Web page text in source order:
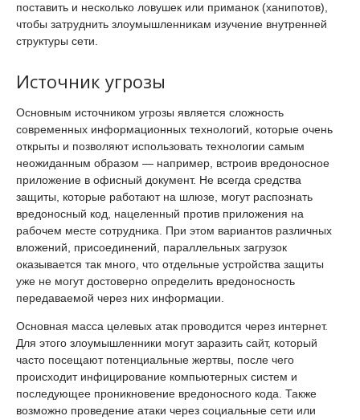
поставить и несколько ловушек или приманок (ханипотов),
чтобы затруднить злоумышленникам изучение внутренней
структуры сети.
Источник угрозы
Основным источником угрозы является сложность
современных информационных технологий, которые очень
открыты и позволяют использовать технологии самым
неожиданным образом — например, встроив вредоносное
приложение в офисный документ. Не всегда средства
защиты, которые работают на шлюзе, могут распознать
вредоносный код, нацеленный против приложения на
рабочем месте сотрудника. При этом вариантов различных
вложений, присоединений, параллельных загрузок
оказывается так много, что отдельные устройства защиты
уже не могут достоверно определить вредоносность
передаваемой через них информации.
Основная масса целевых атак проводится через интернет.
Для этого злоумышленники могут заразить сайт, который
часто посещают потенциальные жертвы, после чего
происходит инфицирование компьютерных систем и
последующее проникновение вредоносного кода. Также
возможно проведение атаки через социальные сети или